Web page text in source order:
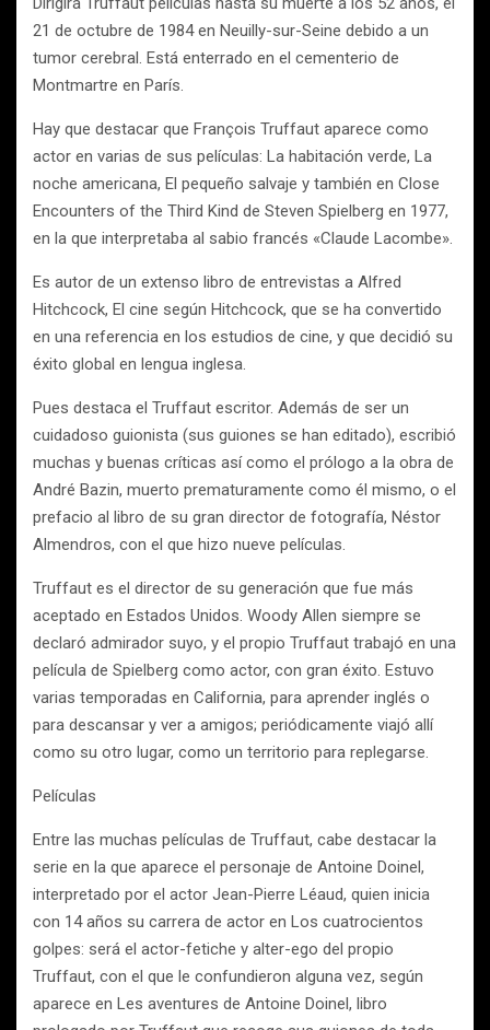
21 de octubre de 1984 en Neuilly-sur-Seine debido a un
tumor cerebral. Está enterrado en el cementerio de
Montmartre en París.
Hay que destacar que François Truffaut aparece como
actor en varias de sus películas: La habitación verde, La
noche americana, El pequeño salvaje y también en Close
Encounters of the Third Kind de Steven Spielberg en 1977,
en la que interpretaba al sabio francés «Claude Lacombe».
Es autor de un extenso libro de entrevistas a Alfred
Hitchcock, El cine según Hitchcock, que se ha convertido
en una referencia en los estudios de cine, y que decidió su
éxito global en lengua inglesa.
Pues destaca el Truffaut escritor. Además de ser un
cuidadoso guionista (sus guiones se han editado), escribió
muchas y buenas críticas así como el prólogo a la obra de
André Bazin, muerto prematuramente como él mismo, o el
prefacio al libro de su gran director de fotografía, Néstor
Almendros, con el que hizo nueve películas.
Truffaut es el director de su generación que fue más
aceptado en Estados Unidos. Woody Allen siempre se
declaró admirador suyo, y el propio Truffaut trabajó en una
película de Spielberg como actor, con gran éxito. Estuvo
varias temporadas en California, para aprender inglés o
para descansar y ver a amigos; periódicamente viajó allí
como su otro lugar, como un territorio para replegarse.
Películas
Entre las muchas películas de Truffaut, cabe destacar la
serie en la que aparece el personaje de Antoine Doinel,
interpretado por el actor Jean-Pierre Léaud, quien inicia
con 14 años su carrera de actor en Los cuatrocientos
golpes: será el actor-fetiche y alter-ego del propio
Truffaut, con el que le confundieron alguna vez, según
aparece en Les aventures de Antoine Doinel, libro